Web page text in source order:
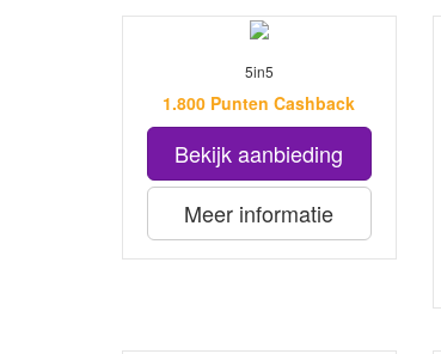
5in5
1.800 Punten Cashback
Bekijk aanbieding
Meer informatie